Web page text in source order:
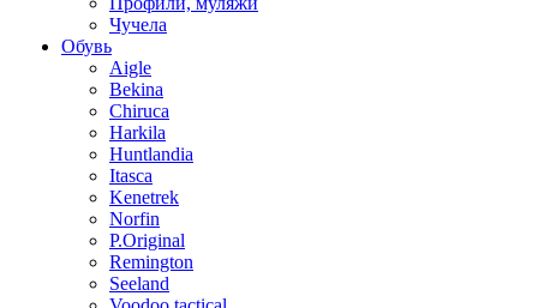
Чучела
Обувь
Aigle
Bekina
Chiruсa
Harkila
Huntlandia
Itasca
Kenetrek
Norfin
P.Original
Remington
Seeland